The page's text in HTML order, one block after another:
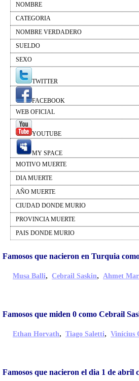
NOMBRE
CATEGORIA
NOMBRE VERDADERO
SUELDO
SEXO
TWITTER
FACEBOOK
WEB OFICIAL
YOUTUBE
MY SPACE
MOTIVO MUERTE
DIA MUERTE
AÑO MUERTE
CIUDAD DONDE MURIO
PROVINCIA MUERTE
PAIS DONDE MURIO
Famosos que nacieron en Turquia
Musa Balli, Cebrail Saskin, Ahmet
Famosos que miden 0 como Cebrail
Ethan Horvath, Tiago Saletti, Vinícius
Famosos que nacieron el dia 1 de abril